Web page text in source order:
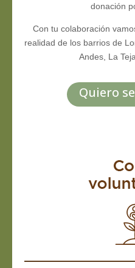
donación
Con tu colaboración
realidad de los barrios de
Andes, La
Quiero